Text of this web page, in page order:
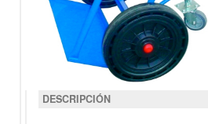
DESCRIPCIÓN